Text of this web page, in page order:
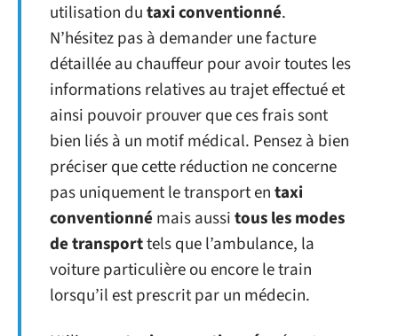
utilisation dutaxi conventionné.
N’hésitez pas à demander une facture
détaillée au chauffeur pour avoir toutes les
informations relatives au trajet effectué et
ainsi pouvoir prouver que ces frais sont
bien liés à un motif médical. Pensez à bien
préciser que cette réduction ne concerne
pas uniquement le transport entaxi
conventionné mais aussitous les modes
de transporttels que l’ambulance, la
voiture particulière ou encore le train
lorsqu’il est prescrit par un médecin.